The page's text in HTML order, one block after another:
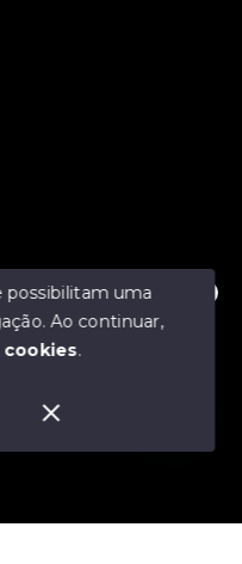
Estamos
lo!
IMOBILIARIOS -
possibilitam uma
Ao continuar,
cookies.